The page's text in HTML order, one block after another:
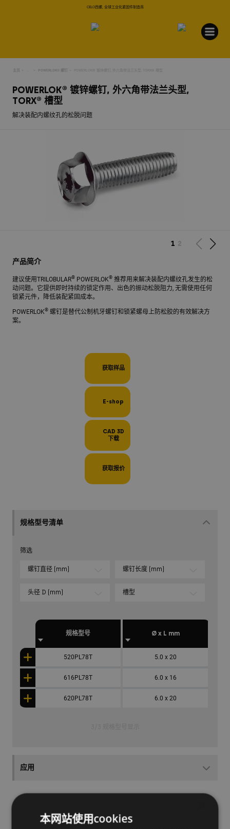
CELO西螺, 全球工业化紧固件制造商
主页 POWERLOK® 螺钉 POWERLOK® 镀锌螺钉, 外六角带法兰头型, TORX® 槽型
POWERLOK® 镀锌螺钉, 外六角带法兰头型,
TORX® 槽型
解决装配内螺纹孔的松脱问题
1 2
产品简介
建议使用TRILOBULAR® POWERLOK® 推荐用来解决装配内螺纹孔发生的松
动问题。它提供即时持续的锁定作用、出色的振动松脱阻力, 无需使用任何
锁紧元件，降低装配紧固成本。
POWERLOK® 螺钉是替代公制机牙螺钉和锁紧螺母上防松胶的有效解决方
案。
获取样品
E-shop
CAD 3D
下载
获取报价
规格型号清单
筛选
螺钉直径 (mm) 螺钉长度 (mm)
头径 D (mm) 槽型
规格型号
520PL78T
616PL78T
620PL78T
Ø x L mm
5.0 x 20
6.0 x 16
6.0 x 20
应用
需要了解此产品的更
多信息吗?
本网站使用cookies